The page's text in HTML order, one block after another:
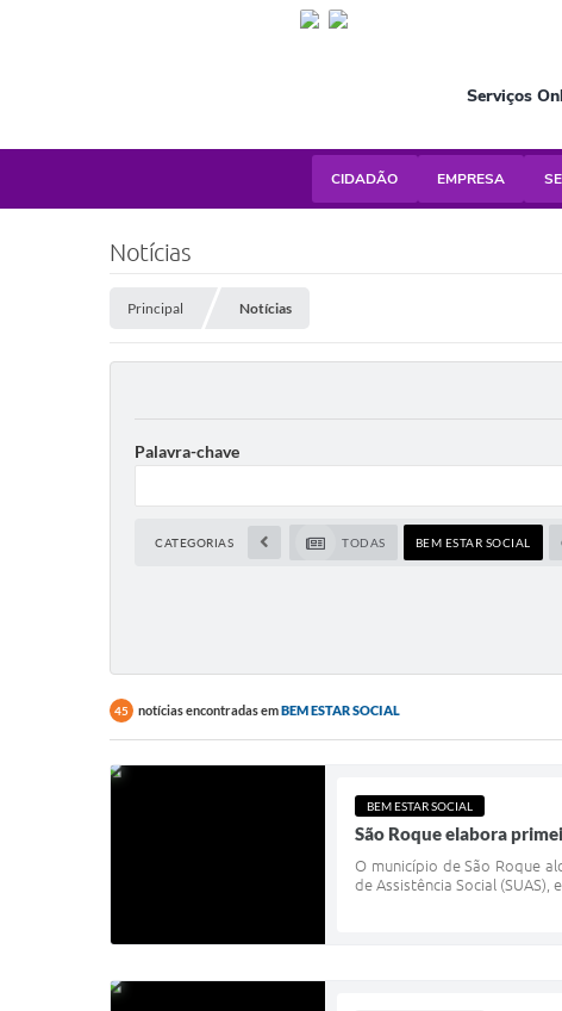
Serviços
CIDADÃO EMPRESA
Notícias
Principal Notícias
Palavra-chave
CATEGORIAS TODAS BEM ESTAR SOCIAL
45 notícias encontradas emBEM ESTAR SOCIAL
BEM ESTAR SOCIAL
São Roque elabora
O município de São Roque
de Assistência Social